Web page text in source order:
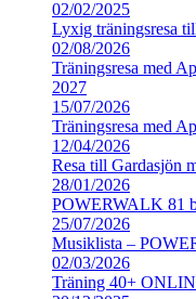
02/02/2025
Lyxig träningsresa
02/08/2026
Träningsresa med
2027
15/07/2026
Träningsresa med
12/04/2026
Resa till Gardasjön
28/01/2026
POWERWALK 81
25/07/2026
Musiklista –
02/03/2026
Träning 40+